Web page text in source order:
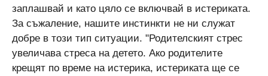
заплашвай и като цяло се включвай в истериката.
За съжаление, нашите инстинкти не ни служат
добре в този тип ситуации. "Родителският стрес
увеличава стреса на детето. Ако родителите
крещят по време на истерика, истериката ще се